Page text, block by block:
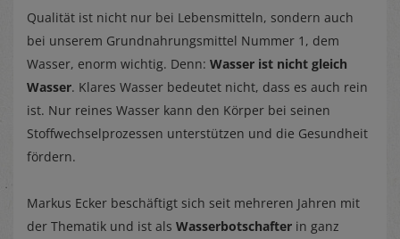
Qualität ist nicht nur bei Lebensmitteln, sondern auch
bei unserem Grundnahrungsmittel Nummer 1, dem
Wasser, enorm wichtig. Denn: Wasser ist nicht gleich
Wasser. Klares Wasser bedeutet nicht, dass es auch rein
ist. Nur reines Wasser kann den Körper bei seinen
Stoffwechselprozessen unterstützen und die Gesundheit
fördern.
Markus Ecker beschäftigt sich seit mehreren Jahren mit
der Thematik und ist als Wasserbotschafter in ganz